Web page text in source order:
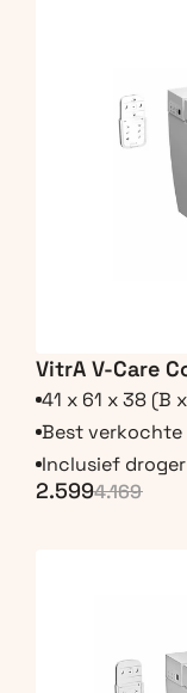
VitrA V-Care
41 x 61 x 38 (B
Best verkochte
Inclusief droger
2.5994.169